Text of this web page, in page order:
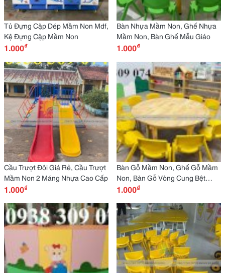
Tủ Đựng Cặp Dép Mầm Non Mdf,
Kệ Đựng Cặp Mầm Non
1.000₫
Bàn Nhựa Mầm Non, Ghế Nhựa
Mầm Non, Bàn Ghế Mẫu Giáo
1.000₫
Cầu Trượt Đôi Giá Rẻ, Cầu Trượt
Mầm Non 2 Máng Nhựa Cao Cấp
1.000₫
Bàn Gỗ Mầm Non, Ghế Gỗ Mầm
Non, Bàn Gỗ Vòng Cung Bệt
Mầm Non
1.000₫